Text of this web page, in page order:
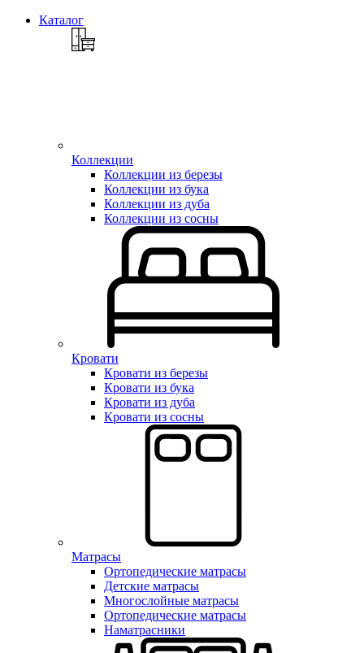
Каталог
Коллекции
Коллекции из березы
Коллекции из бука
Коллекции из дуба
Коллекции из сосны
Кровати
Кровати из березы
Кровати из бука
Кровати из дуба
Кровати из сосны
Матрасы
Ортопедические матрасы
Детские матрасы
Многослойные матрасы
Ортопедические матрасы
Наматрасники